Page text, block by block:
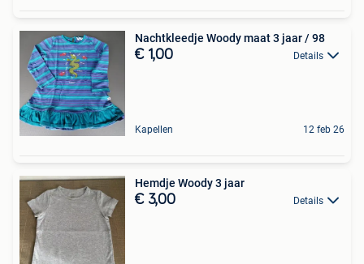
Nachtkleedje Woody maat 3 jaar / 98
€ 1,00 Details
Kapellen 12 feb 26
Hemdje Woody 3 jaar
€ 3,00 Details